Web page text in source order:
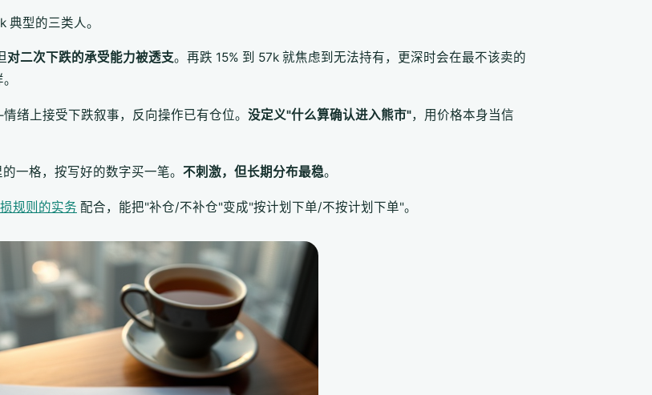
型的三类人。
对二次下跌的承受能力被透支。再跌 15% 到 57k 就焦虑到无法持有，更深时会在最不该卖的
绪上接受下跌叙事，反向操作已有仓位。 没定义"什么算确认进入熊市"，用价格本身当信
一格，按写好的数字买一笔。 不刺激，但长期分布最稳。
规则的实务 配合，能把"补仓/不补仓"变成"按计划下单/不按计划下单"。